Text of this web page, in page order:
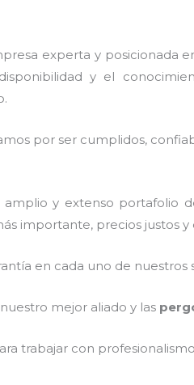
experta y posicionada
y el
por ser cumplidos,
y extenso portafolio
importante, precios justos
en cada uno de nuestros
mejor aliado y las
trabajar con